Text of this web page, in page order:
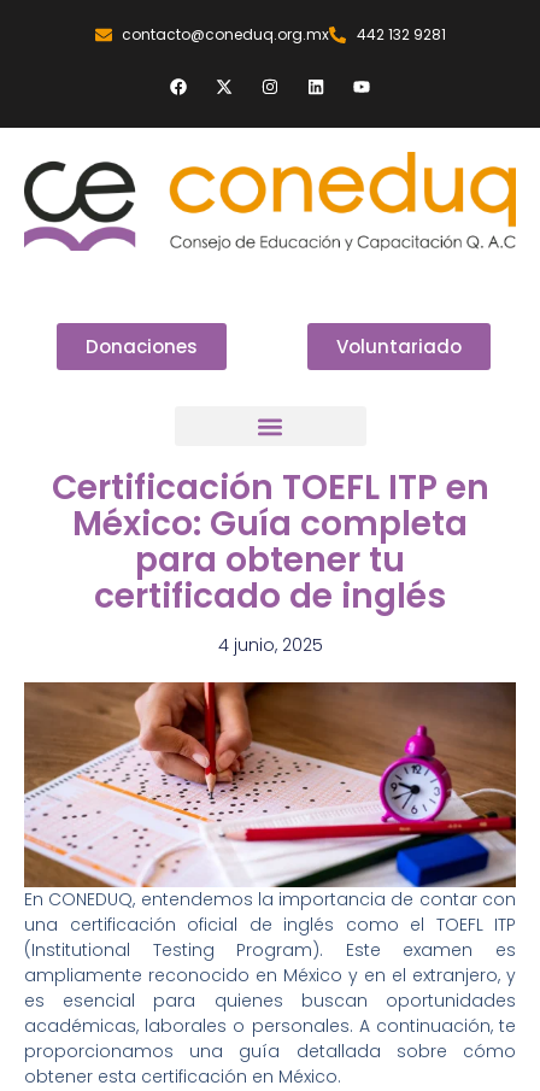
contacto@coneduq.org.mx 442 132 9281
Donaciones Voluntariado
Certificación TOEFL ITP en
México: Guía completa
para obtener tu
certificado de inglés
4 junio, 2025
En CONEDUQ, entendemos la importancia de contar con
una certificación oficial de inglés como el TOEFL ITP
(Institutional Testing Program). Este examen es
ampliamente reconocido en México y en el extranjero, y
es esencial para quienes buscan oportunidades
académicas, laborales o personales. A continuación, te
proporcionamos una guía detallada sobre cómo
obtener esta certificación en México.